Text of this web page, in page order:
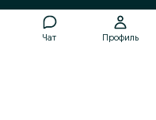
Чат Профиль